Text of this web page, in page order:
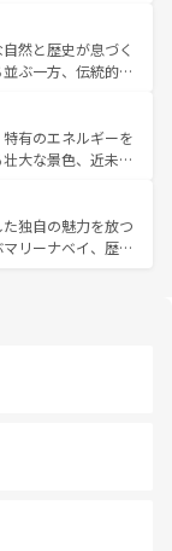
力を心ゆくまで味
韓国情報はコンテンツ一
の古い町並みやホ
、独特の雰囲気を
かさとおいしさで
ーヒーなどは、ぜ
もあたたかい人々
れられない旅にな
然と歴史が息づく
ぶ一方、伝統的な
マイなどの山岳地
トやクラビの美し
できる。タイ料理
にも異なる楽しみ
、仏教を中心とし
る旅人を魅了し続
有のエネルギーを
大な景色、近未来
スポットが密集し
魅力。息をのむよ
存分に楽しみ尽く
独自の魅力を放つ
リーナベイ、歴史
外せないスポット